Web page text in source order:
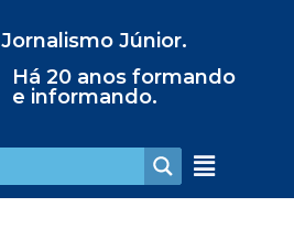
Jornalismo Júnior.
Há 20 anos formando
e informando.